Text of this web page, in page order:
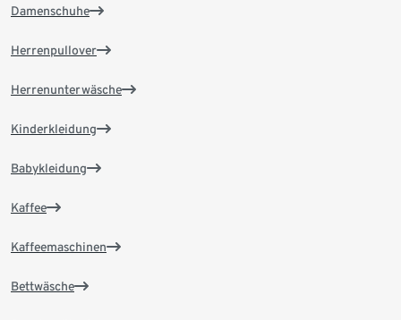
Damenschuhe
Herrenpullover
Herrenunterwäsche
Kinderkleidung
Babykleidung
Kaffee
Kaffeemaschinen
Bettwäsche